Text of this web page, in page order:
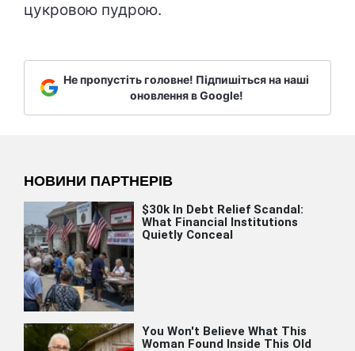
цукровою пудрою.
Не пропустіть головне! Підпишіться на наші
оновлення в Google!